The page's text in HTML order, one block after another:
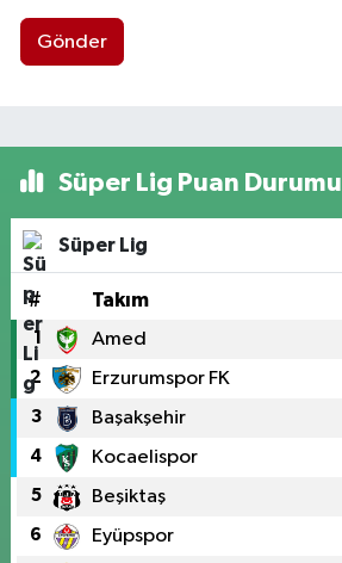
Gönder
Süper Lig Puan Durumu
Süper Lig
# Takım
1 Amed
2 Erzurumspor FK
3 Başakşehir
4 Kocaelispor
5 Beşiktaş
6 Eyüpspor